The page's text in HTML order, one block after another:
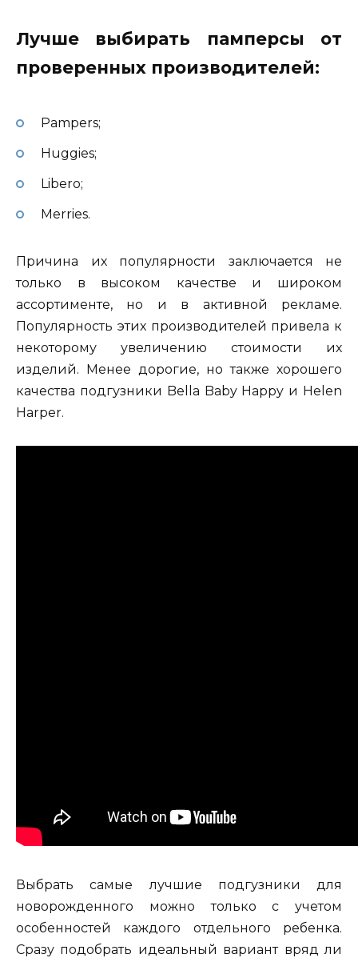
Лучше выбирать памперсы от
проверенных производителей:
Pampers;
Huggies;
Libero;
Merries.
Причина их популярности заключается не
только в высоком качестве и широком
ассортименте, но и в активной рекламе.
Популярность этих производителей привела к
некоторому увеличению стоимости их
изделий. Менее дорогие, но также хорошего
качества подгузники Bella Baby Happy и Helen
Harper.
Выбрать самые лучшие подгузники для
новорожденного можно только с учетом
особенностей каждого отдельного ребенка.
Сразу подобрать идеальный вариант вряд ли